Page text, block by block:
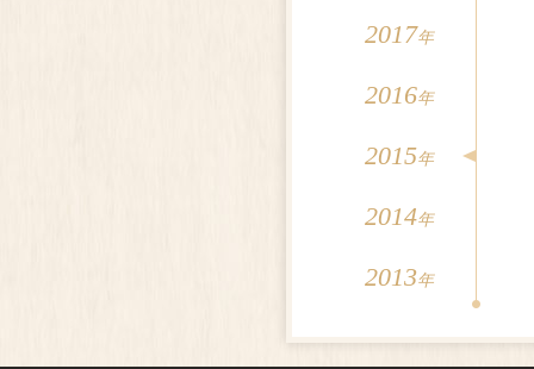
2017年
2016年
2015年
2014年
2013年